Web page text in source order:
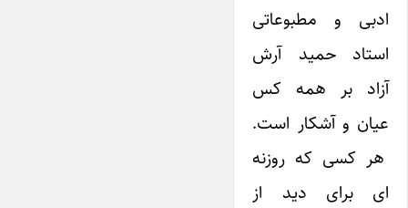
ادبی و مطبوعاتی
استاد حمید آرش
آزاد بر همه کس
عیان و آشکار است.
هر کسی که روزنه
ای برای دید از